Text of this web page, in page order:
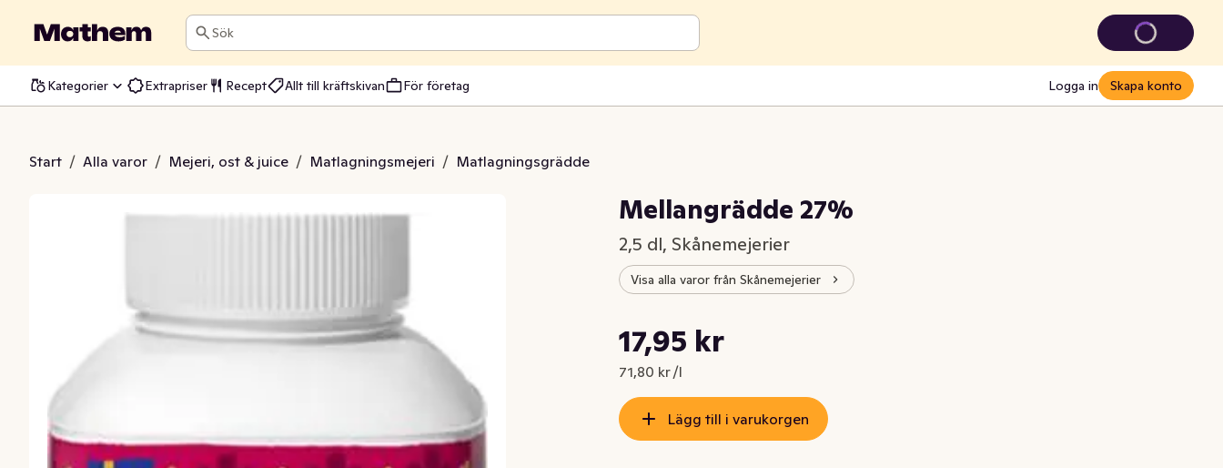
Sök
Kategorier Extrapriser Recept Allt till kräftskivan För företag Logga in Skapa konto
Start / Alla varor / Mejeri, ost & juice / Matlagningsmejeri / Matlagningsgrädde
27%
Mellangrädde 27%
2,5 dl, Skånemejerier
Visa alla varor från Skånemejerier
Nuvarande pris är: 17,95 kr
17,95 kr
71,80 kr /l
Styckpris: 71,80 kr /l
Lägg till i varukorgen